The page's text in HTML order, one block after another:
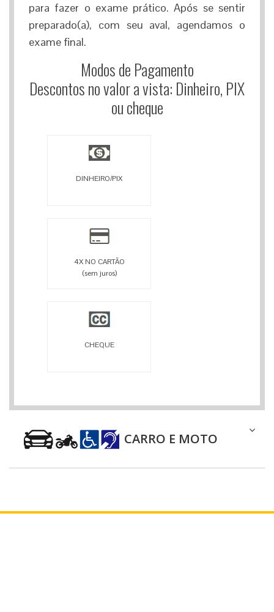
para fazer o exame prático. Após se sentir
preparado(a), com seu aval, agendamos o
exame final.
Modos de Pagamento
Descontos no valor a vista: Dinheiro, PIX
ou cheque
DINHEIRO/PIX
4X NO CARTÃO
(sem juros)
CHEQUE
CARRO E MOTO